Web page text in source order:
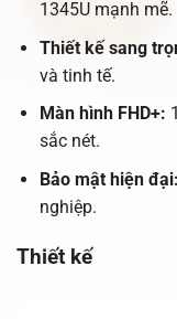
1345U mạnh mẽ.
Thiết kế sang
và tinh tế.
Màn hình FHD+:
sắc nét.
Bảo mật hiện đại:
nghiệp.
Thiết kế